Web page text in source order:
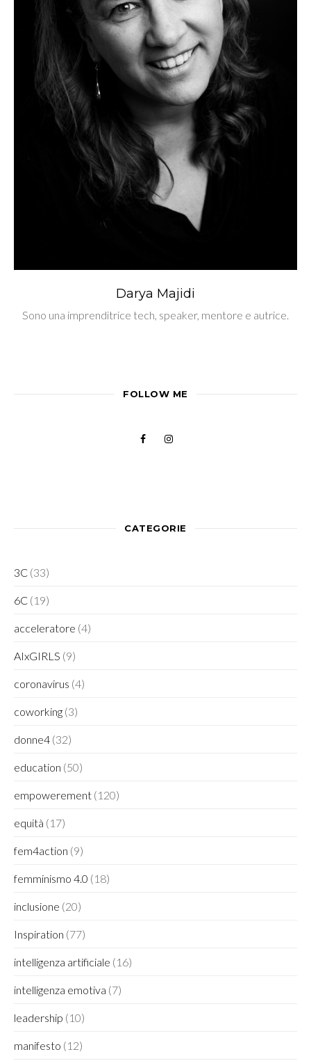
Darya Majidi
Sono una imprenditrice tech, speaker, mentore e autrice.
FOLLOW ME
CATEGORIE
3C (33)
6C (19)
acceleratore (4)
AIxGIRLS (9)
coronavirus (4)
coworking (3)
donne4 (32)
education (50)
empowerement (120)
equità (17)
fem4action (9)
femminismo 4.0 (18)
inclusione (20)
Inspiration (77)
intelligenza artificiale (16)
intelligenza emotiva (7)
leadership (10)
manifesto (12)